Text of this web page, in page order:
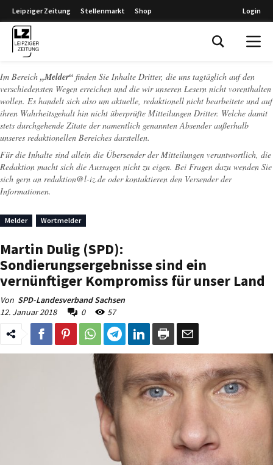
Leipziger Zeitung Stellenmarkt Shop Login
Im Bereich „Melder“ finden Sie Inhalte Dritter, die uns tagtäglich auf den
verschiedensten Wegen erreichen und die wir unseren Lesern nicht vorenthalten
wollen. Es handelt sich also um aktuelle, redaktionell nicht bearbeitete und auf
ihren Wahrheitsgehalt hin nicht überprüfte Mitteilungen Dritter. Welche damit
stets durchgehende Zitate der namentlich genannten Absender außerhalb
unseres redaktionellen Bereiches darstellen.
Für die Inhalte sind allein die Übersender der Mitteilungen verantwortlich, die
Redaktion macht sich die Aussagen nicht zu eigen. Bei Fragen dazu wenden Sie
sich gern an redaktion@l-iz.de oder kontaktieren den Versender der
Informationen.
Melder Wortmelder
Martin Dulig (SPD):
Sondierungsergebnisse sind ein
vernünftiger Kompromiss für unser Land
Von SPD-Landesverband Sachsen
12. Januar 2018
0 57